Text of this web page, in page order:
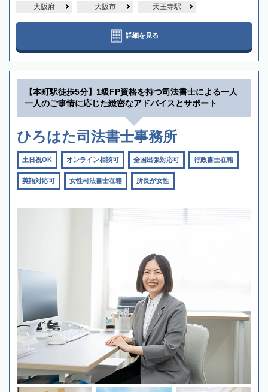
大阪府 大阪市 天王寺駅
詳細を見る
【本町駅徒歩5分】1級FP資格を持つ司法書士による一人
一人のご事情に応じた緻密なアドバイスとサポート
ひろはた司法書士事務所
土日祝OK オンライン相談可 全国出張対応可 行政書士在籍
英語対応可 女性司法書士在籍 所長が女性